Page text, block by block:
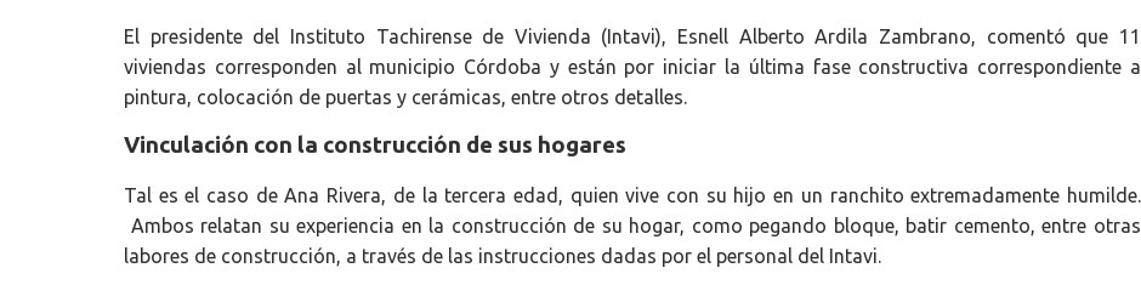
El presidente del Instituto Tachirense de Vivienda (Intavi), Esnell Alberto Ardila Zambrano, comentó que 11
viviendas corresponden al municipio Córdoba y están por iniciar la última fase constructiva correspondiente a
pintura, colocación de puertas y cerámicas, entre otros detalles.
Vinculación con la construcción de sus hogares
Tal es el caso de Ana Rivera, de la tercera edad, quien vive con su hijo en un ranchito extremadamente humilde.
Ambos relatan su experiencia en la construcción de su hogar, como pegando bloque, batir cemento, entre otras
labores de construcción, a través de las instrucciones dadas por el personal del Intavi.